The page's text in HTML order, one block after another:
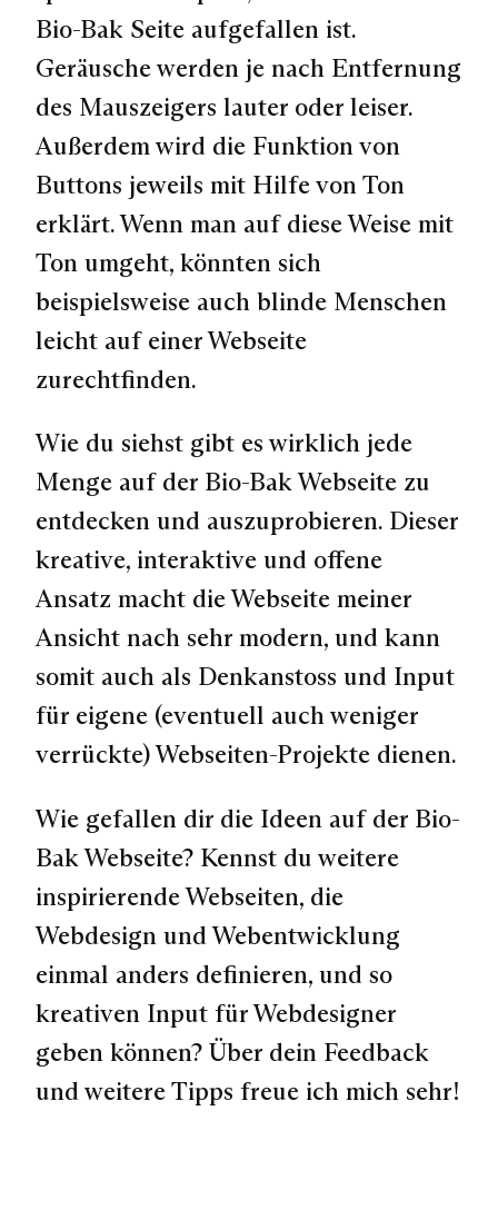
Bio-Bak Seite aufgefallen ist.
Geräusche werden je nach Entfernung
des Mauszeigers lauter oder leiser.
Außerdem wird die Funktion von
Buttons jeweils mit Hilfe von Ton
erklärt. Wenn man auf diese Weise mit
Ton umgeht, könnten sich
beispielsweise auch blinde Menschen
leicht auf einer Webseite
zurechtfinden.
Wie du siehst gibt es wirklich jede
Menge auf der Bio-Bak Webseite zu
entdecken und auszuprobieren. Dieser
kreative, interaktive und offene
Ansatz macht die Webseite meiner
Ansicht nach sehr modern, und kann
somit auch als Denkanstoss und Input
für eigene (eventuell auch weniger
verrückte) Webseiten-Projekte dienen.
Wie gefallen dir die Ideen auf der Bio-
Bak Webseite? Kennst du weitere
inspirierende Webseiten, die
Webdesign und Webentwicklung
einmal anders definieren, und so
kreativen Input für Webdesigner
geben können? Über dein Feedback
und weitere Tipps freue ich mich sehr!